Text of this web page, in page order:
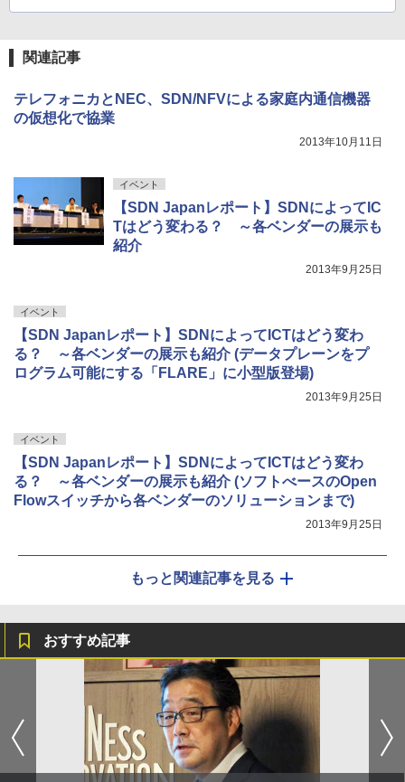
関連記事
テレフォニカとNEC、SDN/NFVによる家庭内通信機器
の仮想化で協業
2013年10月11日
イベント
【SDN Japanレポート】SDNによってIC
Tはどう変わる？ ～各ベンダーの展示も
紹介
2013年9月25日
イベント
【SDN Japanレポート】SDNによってICTはどう変わ
る？ ～各ベンダーの展示も紹介 (データプレーンをプ
ログラム可能にする「FLARE」に小型版登場)
2013年9月25日
イベント
【SDN Japanレポート】SDNによってICTはどう変わ
る？ ～各ベンダーの展示も紹介 (ソフトべースのOpen
Flowスイッチから各ベンダーのソリューションまで)
2013年9月25日
もっと関連記事を見る
おすすめ記事